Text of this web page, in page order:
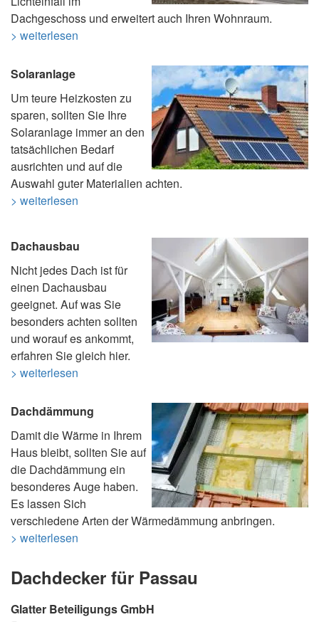
Dachgeschoss und erweitert auch Ihren Wohnraum.
> weiterlesen
Solaranlage
Um teure Heizkosten zu
sparen, sollten Sie Ihre
Solaranlage immer an den
tatsächlichen Bedarf
ausrichten und auf die
Auswahl guter Materialien achten.
> weiterlesen
Dachausbau
Nicht jedes Dach ist für
einen Dachausbau
geeignet. Auf was Sie
besonders achten sollten
und worauf es ankommt,
erfahren Sie gleich hier.
> weiterlesen
Dachdämmung
Damit die Wärme in Ihrem
Haus bleibt, sollten Sie auf
die Dachdämmung ein
besonderes Auge haben.
Es lassen Sich
verschiedene Arten der Wärmedämmung anbringen.
> weiterlesen
Dachdecker für Passau
Glatter Beteiligungs GmbH